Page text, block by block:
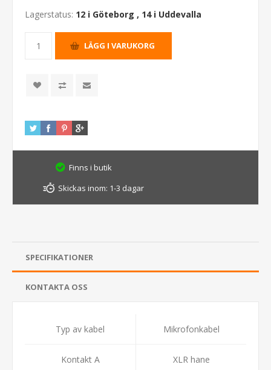
Lagerstatus: 12 i Göteborg , 14 i Uddevalla
Finns i butik
Skickas inom: 1-3 dagar
SPECIFIKATIONER
KONTAKTA OSS
Typ av kabel Mikrofonkabel
Kontakt A XLR hane